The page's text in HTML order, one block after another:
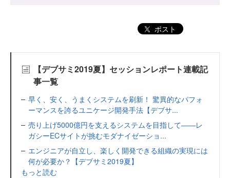
ポスト
【デブサミ2019夏】セッションレポート連載記
事一覧
早く、安く、うまくシステムを刷新！ 驚異的なパフォ
ーマンスを誇るユニケージ開発手法【デブサ...
売り上げ5000億円を支えるシステムを目指して――レ
ガシーECサイトが挑むモダナイゼーショ...
エンジニアが自立し、楽しく開発できる組織の実現には
何が必要か？【デブサミ2019夏】
もっと読む